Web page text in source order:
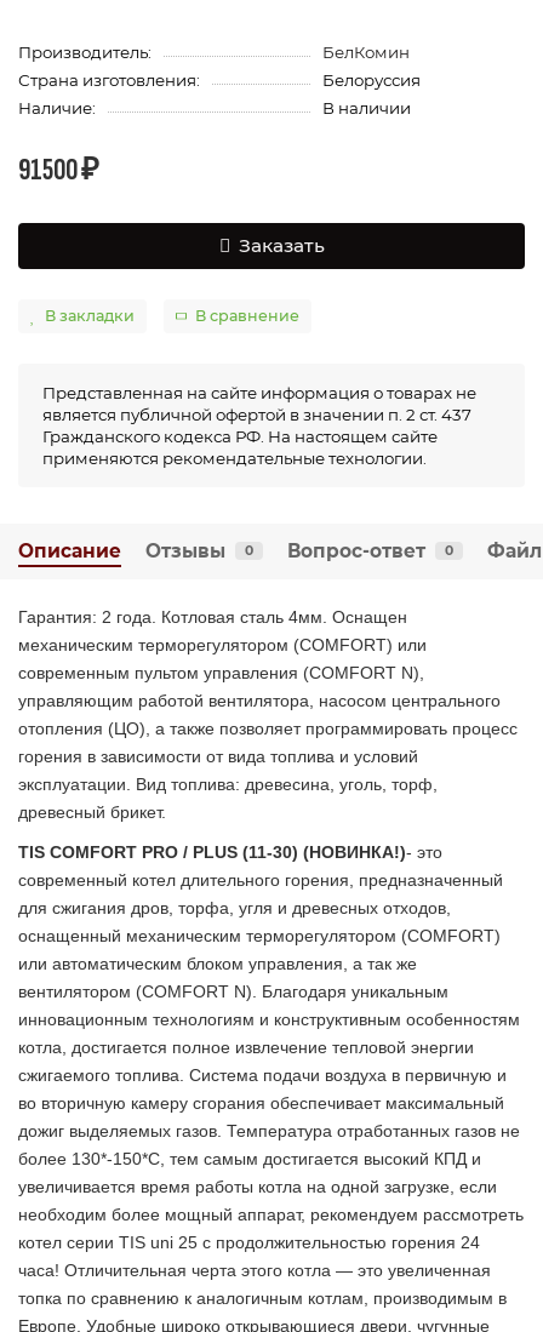
Производитель:
БелКомин
Страна изготовления:
Белоруссия
Наличие:
В наличии
91500 ₽
Заказать
В закладки В сравнение
Представленная на сайте информация о товарах не
является публичной офертой в значении п. 2 ст. 437
Гражданского кодекса РФ. На настоящем сайте
применяются рекомендательные технологии.
Описание Отзывы 0 Вопрос-ответ 0
Гарантия: 2 года. Котловая сталь 4мм. Оснащен
механическим терморегулятором (COMFORT) или
современным пультом управления (COMFORT N),
управляющим работой вентилятора, насосом центрального
отопления (ЦО), а также позволяет программировать процесс
горения в зависимости от вида топлива и условий
эксплуатации. Вид топлива: древесина, уголь, торф,
древесный брикет.
TIS COMFORT PRO / PLUS (11-30) (НОВИНКА!)- это
современный котел длительного горения, предназначенный
для сжигания дров, торфа, угля и древесных отходов,
оснащенный механическим терморегулятором (COMFORT)
или автоматическим блоком управления, а так же
вентилятором (COMFORT N). Благодаря уникальным
инновационным технологиям и конструктивным особенностям
котла, достигается полное извлечение тепловой энергии
сжигаемого топлива. Система подачи воздуха в первичную и
во вторичную камеру сгорания обеспечивает максимальный
дожиг выделяемых газов. Температура отработанных газов не
более 130*-150*С, тем самым достигается высокий КПД и
увеличивается время работы котла на одной загрузке, если
необходим более мощный аппарат, рекомендуем рассмотреть
котел серии TIS uni 25 с продолжительностью горения 24
часа! Отличительная черта этого котла — это увеличенная
топка по сравнению к аналогичным котлам, производимым в
Европе. Удобные широко открывающиеся двери, чугунные